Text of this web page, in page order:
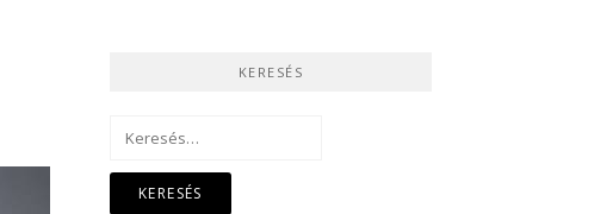
KERESÉS
Keresés: